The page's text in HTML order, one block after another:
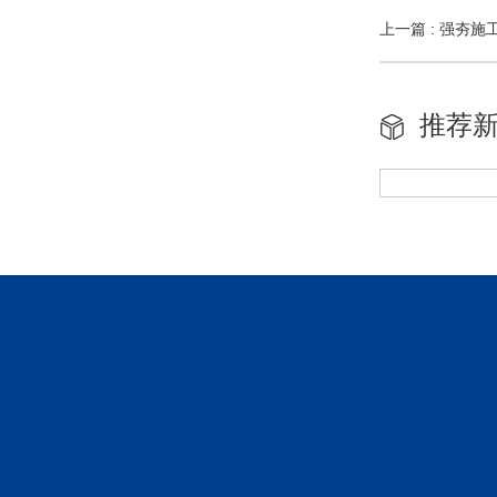
上一篇 : 强夯施
推荐